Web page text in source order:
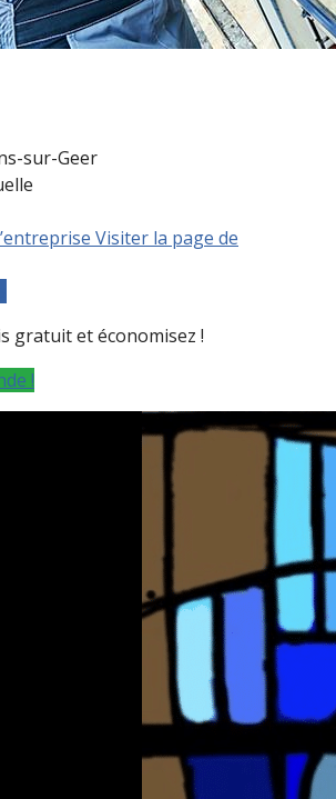
sur-Geer
Visiter la page de
gratuit et économisez !
!